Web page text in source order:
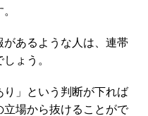
あるような人は、連帯
ょう。
」という判断が下れば
場から抜けることがで